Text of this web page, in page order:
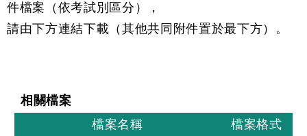
件檔案（依考試別區分），
請由下方連結下載（其他共同附件置於最下方）。
相關檔案
檔案名稱
檔案格式